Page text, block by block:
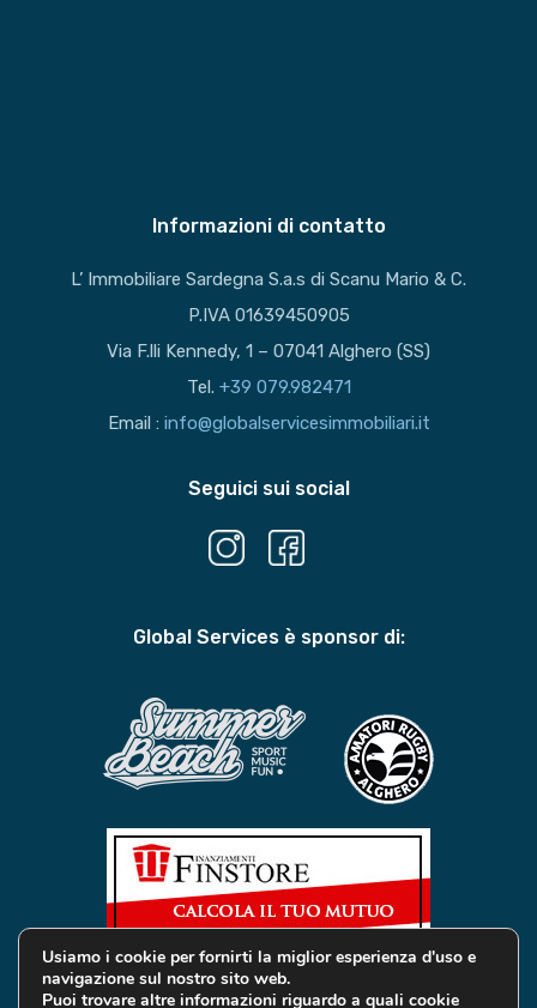
Informazioni di contatto
L’ Immobiliare Sardegna S.a.s di Scanu Mario & C.
P.IVA 01639450905
Via F.lli Kennedy, 1 – 07041 Alghero (SS)
Tel. +39 079.982471
Email : info@globalservicesimmobiliari.it
Seguici sui social
Global Services è sponsor di:
Usiamo i cookie per fornirti la miglior esperienza d'uso e
navigazione sul nostro sito web.
Puoi trovare altre informazioni riguardo a quali cookie